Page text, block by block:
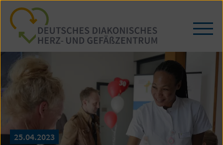
Zum
Seiteninhalt
springen
25.04.2023